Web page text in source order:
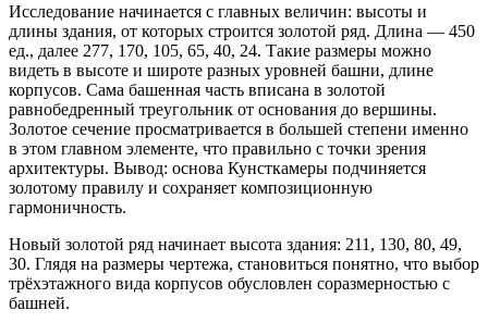
Исследование начинается с главных величин: высоты и
длины здания, от которых строится золотой ряд. Длина — 450
ед., далее 277, 170, 105, 65, 40, 24. Такие размеры можно
видеть в высоте и широте разных уровней башни, длине
корпусов. Сама башенная часть вписана в золотой
равнобедренный треугольник от основания до вершины.
Золотое сечение просматривается в большей степени именно
в этом главном элементе, что правильно с точки зрения
архитектуры. Вывод: основа Кунсткамеры подчиняется
золотому правилу и сохраняет композиционную
гармоничность.
Новый золотой ряд начинает высота здания: 211, 130, 80, 49,
30. Глядя на размеры чертежа, становиться понятно, что выбор
трёхэтажного вида корпусов обусловлен соразмерностью с
башней.